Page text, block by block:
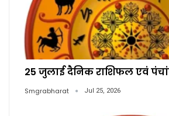
25 जुलाई दैनिक राशिफल एवं
Smgrabharat Jul 25, 2026